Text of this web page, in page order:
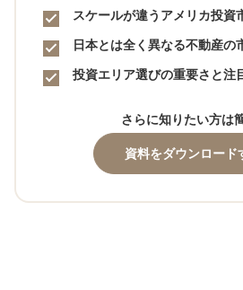
スケールが違うアメリカ投資
日本とは全く異なる不動産の
投資エリア選びの重要さと注
さらに知りたい方は
資料をダウンロード